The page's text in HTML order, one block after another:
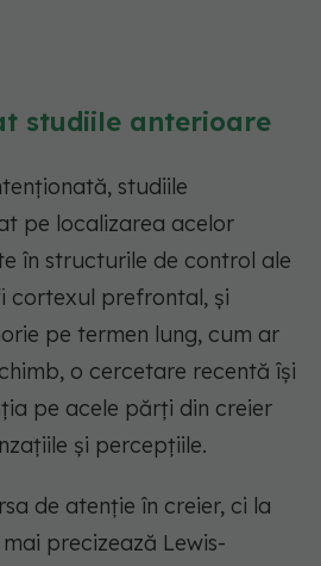
studiile anterioare
studiile
pe localizarea acelor
în structurile de control ale
cortexul prefrontal, și
pe termen lung, cum ar
o cercetare recentă își
pe acele părți din creier
și percepțiile.
de atenție în creier, ci la
mai precizează Lewis-